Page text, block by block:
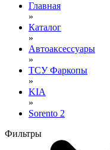
Главная
»
Каталог
»
Автоаксессуары
»
ТСУ Фаркопы
»
KIA
»
Sorento 2
Фильтры